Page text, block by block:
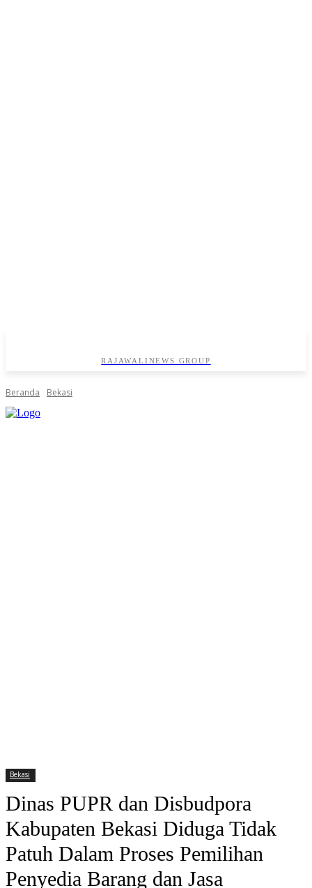
RAJAWALINEWS GROUP
Beranda Bekasi
Bekasi
Dinas PUPR dan Disbudpora
Kabupaten Bekasi Diduga Tidak
Patuh Dalam Proses Pemilihan
Penyedia Barang dan Jasa